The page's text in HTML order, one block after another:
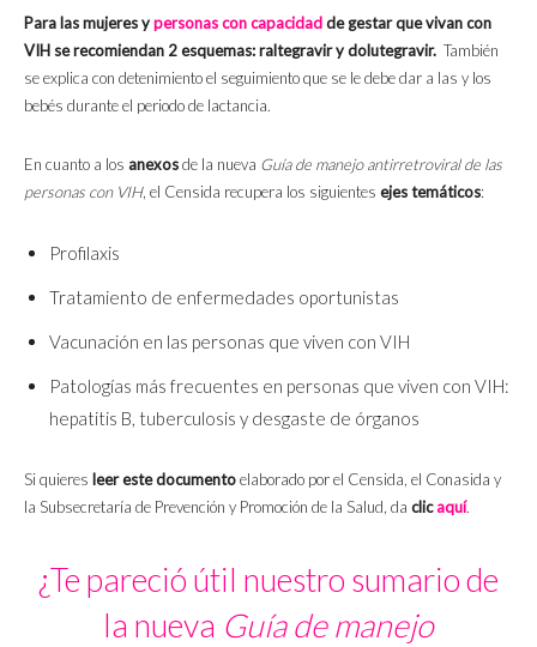
Para las mujeres ypersonas con capacidadde gestar que vivan con
VIH se recomiendan 2 esquemas: raltegravir y dolutegravir. También
se explica con detenimiento el seguimiento que se le debe dar a las y los
bebés durante el periodo de lactancia.
En cuanto a los anexosde la nueva Guía de manejo antirretroviral de las
personas con VIH, el Censida recupera los siguientes ejes temáticos:
Profilaxis
Tratamiento de enfermedades oportunistas
Vacunación en las personas que viven con VIH
Patologías más frecuentes en personas que viven con VIH:
hepatitis B, tuberculosis y desgaste de órganos
Si quieres leer este documentoelaborado por el Censida, el Conasida y
la Subsecretaría de Prevención y Promoción de la Salud, da clicaquí.
¿Te pareció útil nuestro sumario de
la nueva Guía de manejo